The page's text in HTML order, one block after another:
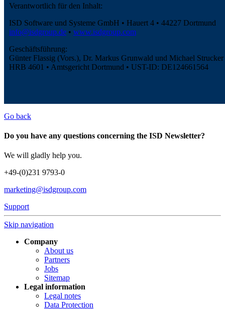
Verantwortlich für den Inhalt:
ISD Software und Systeme GmbH • Hauert 4 • 44227 Dortmund
info@isdgroup.de • www.isdgroup.com
Geschäftsführung:
Günter Flassig (Vors.), Dr. Markus Grunwald und Michael Strucker
HRB 4601 • Amtsgericht Dortmund • UST-ID: DE124661564
Go back
Do you have any questions concerning the ISD Newsletter?
We will gladly help you.
+49-(0)231 9793-0
marketing@isdgroup.com
Support
Skip navigation
Company
About us
Partners
Jobs
Sitemap
Legal information
Legal notes
Data Protection